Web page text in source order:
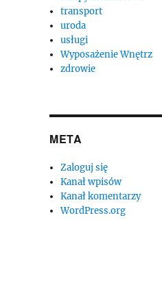
transport
uroda
usługi
Wyposażenie Wnętrz
zdrowie
META
Zaloguj się
Kanał wpisów
Kanał komentarzy
WordPress.org